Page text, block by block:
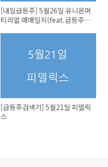
[내일급등주] 5월26일 유니온머
티리얼 매매일지(feat.급등주검
[급등주검색기] 5월21일 피델릭
스